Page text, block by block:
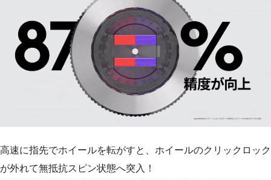
高速に指先でホイールを転がすと、ホイールのクリックロック
が外れて無抵抗スピン状態へ突入！